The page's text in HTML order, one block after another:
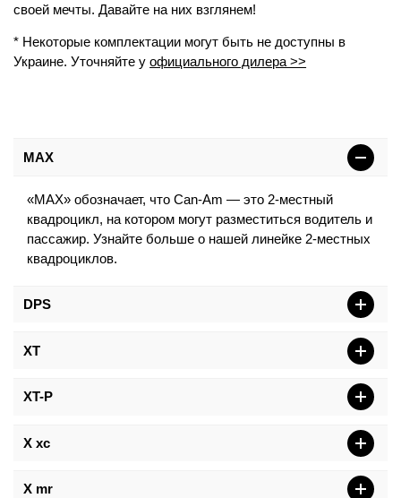
своей мечты. Давайте на них взглянем!
* Некоторые комплектации могут быть не доступны в
Украине. Уточняйте уофициального дилера >>
MAX
«МАХ» обозначает, что Can-Am — это 2-местный
квадроцикл, на котором могут разместиться водитель и
пассажир. Узнайте больше о нашей линейке 2-местных
квадроциклов.
DPS
XT
XT-P
X xc
X mr